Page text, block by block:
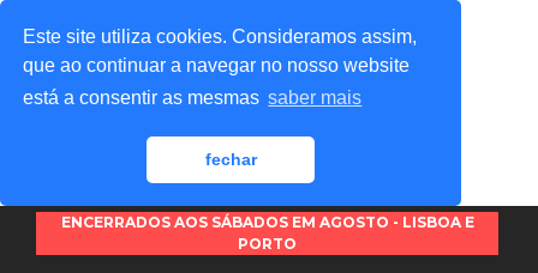
Este site utiliza cookies. Consideramos assim,
que ao continuar a navegar no nosso website
está a consentir as mesmas saber mais
fechar
ENCERRADOS AOS SÁBADOS EM AGOSTO - LISBOA E
PORTO